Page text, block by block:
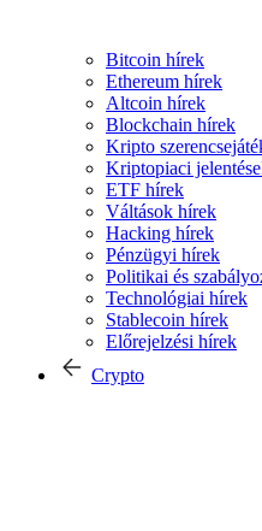
Bitcoin hírek
Ethereum hírek
Altcoin hírek
Blockchain hírek
Kripto
Kriptopiaci
ETF hírek
Váltások hírek
Hacking hírek
Pénzügyi hírek
Politikai és
Technológiai hírek
Stablecoin hírek
Előrejelzési hírek
Crypto